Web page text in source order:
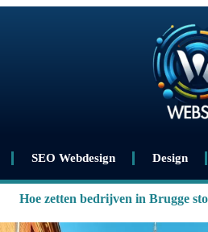
SEO Webdesign Design
Hoe zetten bedrijven in Brugge